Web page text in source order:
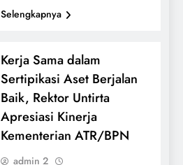
Selengkapnya
Kerja Sama dalam
Sertipikasi Aset Berjalan
Baik, Rektor Untirta
Apresiasi Kinerja
Kementerian ATR/BPN
admin 2